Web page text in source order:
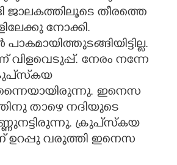
ജാലകത്തിലൂടെ തീരത്തെ
നോക്കി.
നേരം നന്നേ
ഇനെസ
താഴെ നദിയുടെ
ക്രുപ്‌സ്കയ
ഉറപ്പു വരുത്തി ഇനെസ